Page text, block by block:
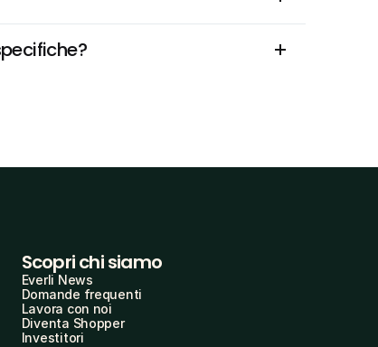
Scopri chi siamo
Everli News
Domande frequenti
Lavora con noi
Diventa Shopper
Investitori